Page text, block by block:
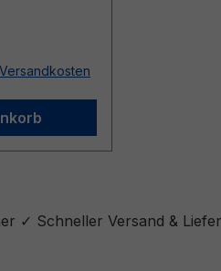
✓ Schneller Versand &